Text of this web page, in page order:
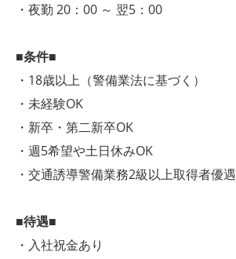
・夜勤 20：00 ～ 翌5：00
■条件■
・18歳以上（警備業法に基づく）
・未経験OK
・新卒・第二新卒OK
・週5希望や土日休みOK
・交通誘導警備業務2級以上取得者優遇
■待遇■
・入社祝金あり